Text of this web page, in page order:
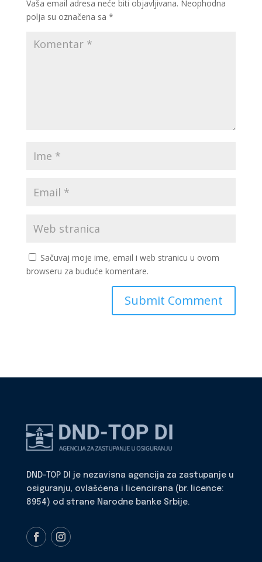
Vaša email adresa neće biti objavljivana. Neophodna
polja su označena sa *
Sačuvaj moje ime, email i web stranicu u ovom
browseru za buduće komentare.
DND-TOP DI je nezavisna agencija za zastupanje u
osiguranju, ovlašćena i licencirana (br. licence:
8954) od strane Narodne banke Srbije.